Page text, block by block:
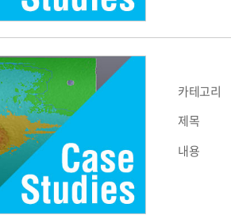
카테고리
제목
내용